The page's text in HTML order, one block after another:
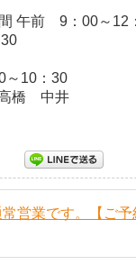
間 午前 9：00
～11：30
中
：30
橋 中井
営業です。【ご予